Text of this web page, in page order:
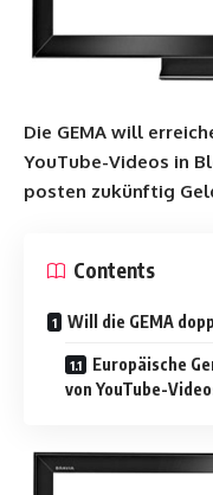
Die GEMA will
YouTube-Videos in
posten zukünftig
Contents
Will die GEMA
Europäische
von YouTube-